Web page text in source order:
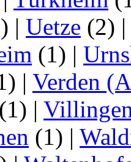
| Uetze (2)
(1) |
| Verden
(1) |
(1) |